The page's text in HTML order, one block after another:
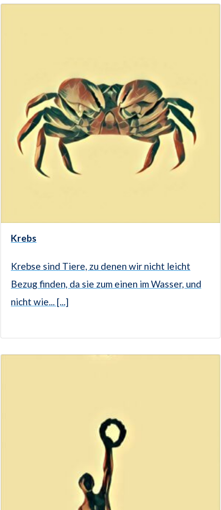
Krebs
Krebse sind Tiere, zu denen wir nicht leicht
Bezug finden, da sie zum einen im Wasser, und
nicht wie... [...]